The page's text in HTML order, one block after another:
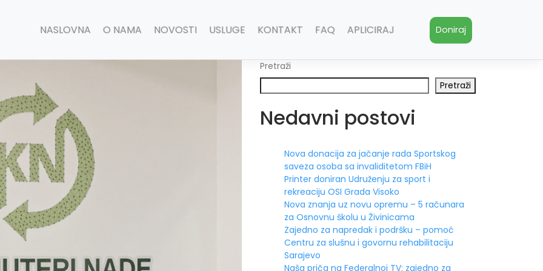
NASLOVNA O NAMA NOVOSTI USLUGE KONTAKT FAQ APLICIRAJ Doniraj
Pretraži
Pretraži
Nedavni postovi
Nova donacija za jačanje rada Sportskog
saveza osoba sa invaliditetom FBiH
Printer doniran Udruženju za sport i
rekreaciju OSI Grada Visoko
Nova znanja uz novu opremu – 5 računara
za Osnovnu školu u Živinicama
Zajedno za napredak i podršku – pomoć
Centru za slušnu i govornu rehabilitaciju
Sarajevo
Naša priča na Federalnoj TV: zajedno za